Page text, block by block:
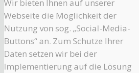
Wir bieten Ihnen auf unserer
Webseite die Möglichkeit der
Nutzung von sog. „Social-Media-
Buttons“ an. Zum Schutze Ihrer
Daten setzen wir bei der
Implementierung auf die Lösung